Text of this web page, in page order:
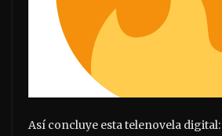
Así concluye esta telenovela